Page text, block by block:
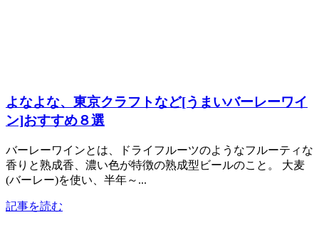
よなよな、東京クラフトなど[うまいバーレーワイ
ン]おすすめ８選
バーレーワインとは、ドライフルーツのようなフルーティな
香りと熟成香、濃い色が特徴の熟成型ビールのこと。 大麦
(バーレー)を使い、半年～...
記事を読む